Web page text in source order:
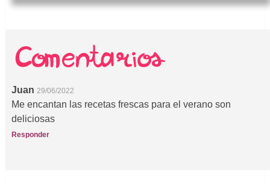
Juan 29/06/2022
Me encantan las recetas frescas para el verano son
deliciosas
Responder